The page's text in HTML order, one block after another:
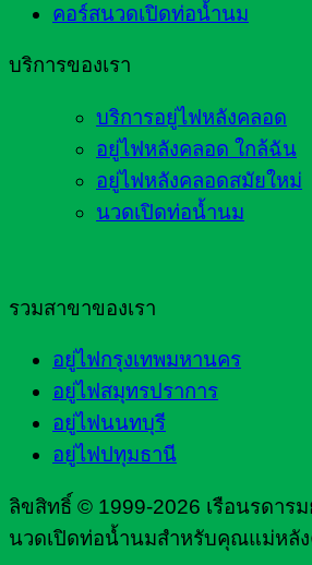
คอร์สนวดเปิดท่อน้ำนม
บริการของเรา
บริการอยู่ไฟหลังคลอด
อยู่ไฟหลังคลอด ใกล้ฉัน
อยู่ไฟหลังคลอดสมัยใหม่
นวดเปิดท่อน้ำนม
รวมสาขาของเรา
อยู่ไฟกรุงเทพมหานคร
อยู่ไฟสมุทรปราการ
อยู่ไฟนนทบุรี
อยู่ไฟปทุมธานี
ลิขสิทธิ์ © 1999-2026 เรือนรดาร
นวดเปิดท่อน้ำนมสำหรับคุณแม่หลั